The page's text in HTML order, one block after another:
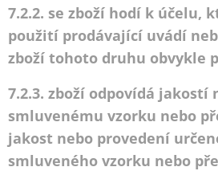
7.2.2. se zboží hodí k účelu,
použití prodávající uvádí
zboží tohoto druhu obvykle
7.2.3. zboží odpovídá jakostí
smluvenému vzorku nebo
jakost nebo provedení
smluveného vzorku nebo